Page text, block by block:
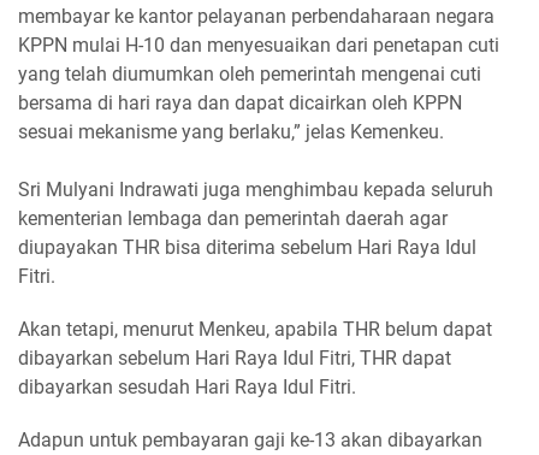
membayar ke kantor pelayanan perbendaharaan negara
KPPN mulai H-10 dan menyesuaikan dari penetapan cuti
yang telah diumumkan oleh pemerintah mengenai cuti
bersama di hari raya dan dapat dicairkan oleh KPPN
sesuai mekanisme yang berlaku,” jelas Kemenkeu.
Sri Mulyani Indrawati juga menghimbau kepada seluruh
kementerian lembaga dan pemerintah daerah agar
diupayakan THR bisa diterima sebelum Hari Raya Idul
Fitri.
Akan tetapi, menurut Menkeu, apabila THR belum dapat
dibayarkan sebelum Hari Raya Idul Fitri, THR dapat
dibayarkan sesudah Hari Raya Idul Fitri.
Adapun untuk pembayaran gaji ke-13 akan dibayarkan